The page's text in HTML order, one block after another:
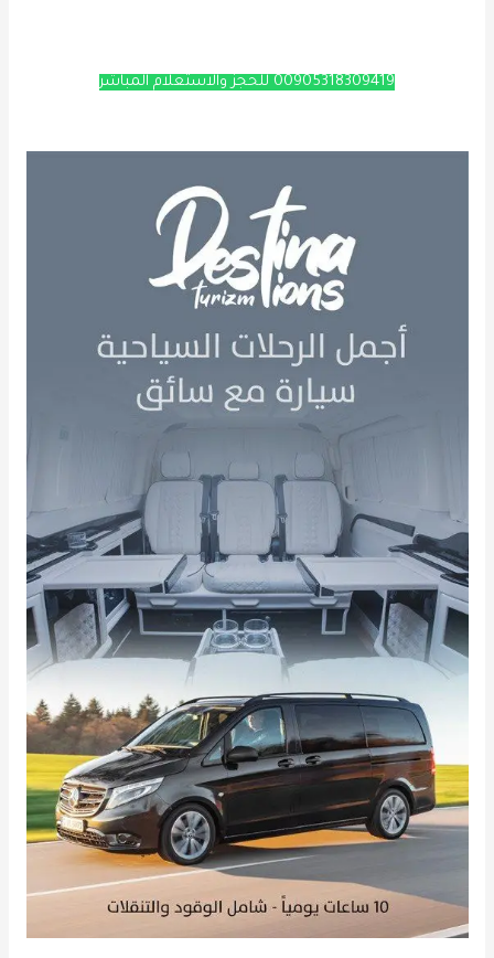
00905318309419 للحجز والاستعلام المباشر